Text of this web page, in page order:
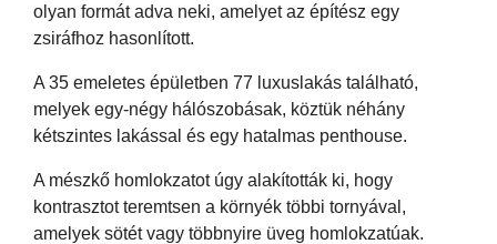
olyan formát adva neki, amelyet az építész egy
zsiráfhoz hasonlított.
A 35 emeletes épületben 77 luxuslakás található,
melyek egy-négy hálószobásak, köztük néhány
kétszintes lakással és egy hatalmas penthouse.
A mészkő homlokzatot úgy alakították ki, hogy
kontrasztot teremtsen a környék többi tornyával,
amelyek sötét vagy többnyire üveg homlokzatúak.